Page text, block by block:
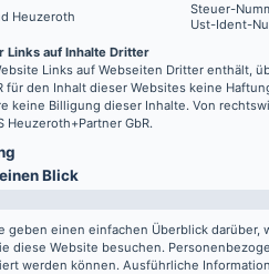
Heuzeroth
Steuer-
Ust-Ident-
Links auf Inhalte Dritter
Links auf Webseiten Dritter enthält,
für den Inhalt dieser Websites keine
keine Billigung dieser Inhalte. Von
Heuzeroth+Partner GbR.
Blick
geben einen einfachen Überblick darüber,
diese Website besuchen.
werden können. Ausführliche